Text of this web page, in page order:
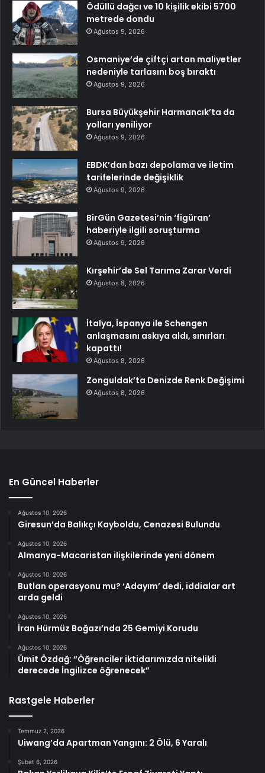
Ödüllü dağcı ve 10 kişilik ekibi 5700
metrede dondu
Ağustos 9, 2026
Osmaniye’de çiftçi artan maliyetler
nedeniyle tarlasını boş bıraktı
Ağustos 9, 2026
Bursa Büyükşehir Harmancık’ta da
yolları yeniliyor
Ağustos 9, 2026
EBDK’dan bazı depolama ve iletim
tarifelerinde değişiklik
Ağustos 9, 2026
BirGün Gazetesi’nin ‘figüran’
haberiyle ilgili soruşturma
Ağustos 9, 2026
Kırşehir’de Sel Tarıma Zarar Verdi
Ağustos 8, 2026
İtalya, İspanya ile Schengen
anlaşmasını askıya aldı, sınırları
kapattı!
Ağustos 8, 2026
Zonguldak’ta Denizde Renk Değişimi
Ağustos 8, 2026
En Güncel Haberler
Ağustos 10, 2026
Giresun’da Balıkçı Kayboldu, Cenazesi Bulundu
Ağustos 10, 2026
Almanya-Macaristan ilişkilerinde yeni dönem
Ağustos 10, 2026
Butlan operasyonu mu? ‘Adayım’ dedi, iddialar art
arda geldi
Ağustos 10, 2026
İran Hürmüz Boğazı’nda 25 Gemiyi Korudu
Ağustos 10, 2026
Ümit Özdağ: “Öğrenciler iktidarımızda nitelikli
derecede İngilizce öğrenecek”
Rastgele Haberler
Temmuz 2, 2026
Uiwang’da Apartman Yangını: 2 Ölü, 6 Yaralı
Şubat 6, 2026